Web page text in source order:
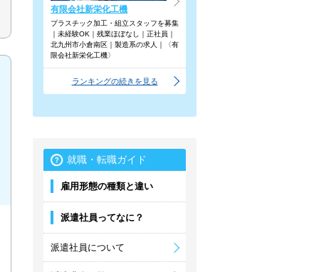
有限会社新栄化工機
プラスチック加工・組立スタッフを募集
｜未経験OK｜残業ほぼなし｜正社員｜
北九州市小倉南区｜製造系の求人｜〈有
限会社新栄化工機〉
ランキングの続きを見る
就職・転職ガイド
雇用形態の種類と違い
派遣社員ってなに？
派遣社員について